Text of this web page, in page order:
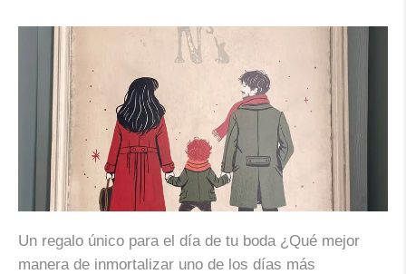
Un regalo único para el día de tu boda ¿Qué mejor
manera de inmortalizar uno de los días más